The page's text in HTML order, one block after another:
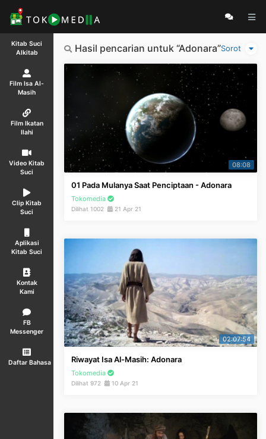
Kitab Suci
Alkitab
Film Isa Al-
Masih
Film Ikatan
Ilahi
Video Kitab
Suci
Clip Kitab
Suci
Aplikasi
Kitab Suci
Kontak
Kami
FB
Messenger
Daftar Bahasa
Sorot
Hasil pencarian untuk “Adonara”
08:08
01 Pada Mulanya Saat Penciptaan - Adonara
Tokomedia
Dilihat 1002 21 Apr 21
02:07:54
Riwayat Isa Al-Masih: Adonara
Tokomedia
Dilihat 972 10 Apr 21